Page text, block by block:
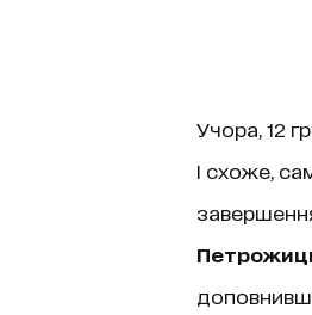
Учора, 12
І схоже,